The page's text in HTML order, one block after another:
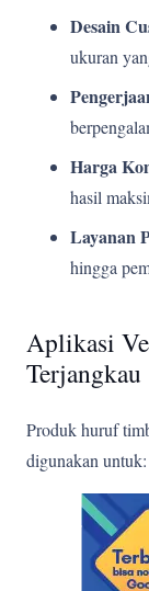
Desain
ukuran
Harga
hasil
Layanan
hingga
Aplikasi
Terjangkau
Produk huruf
digunakan untuk: